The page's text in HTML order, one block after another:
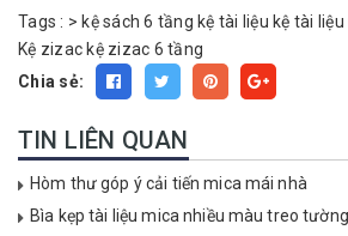
Tags : > kệ sách 6 tầng kệ tài liệu kệ tài
Kệ zizac kệ zizac 6 tầng
Chia sẻ:
TIN LIÊN QUAN
Hòm thư góp ý cải tiến mica mái nhà
Bìa kẹp tài liệu mica nhiều màu treo tường